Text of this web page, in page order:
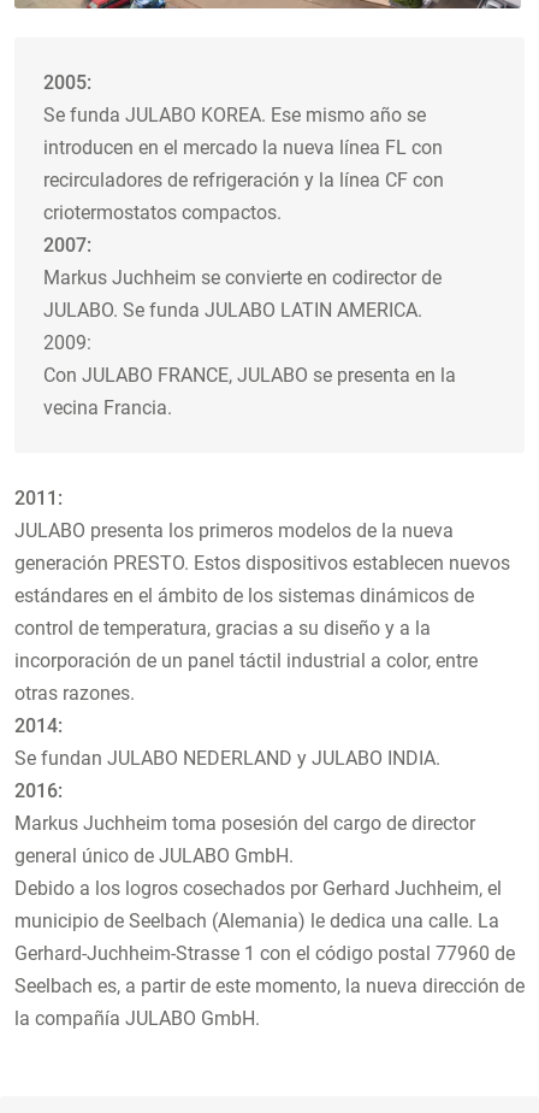
2005:
Se funda JULABO KOREA. Ese mismo año se
introducen en el mercado la nueva línea FL con
recirculadores de refrigeración y la línea CF con
criotermostatos compactos.
2007:
Markus Juchheim se convierte en codirector de
JULABO. Se funda JULABO LATIN AMERICA.
2009:
Con JULABO FRANCE, JULABO se presenta en la
vecina Francia.
2011:
JULABO presenta los primeros modelos de la nueva
generación PRESTO. Estos dispositivos establecen nuevos
estándares en el ámbito de los sistemas dinámicos de
control de temperatura, gracias a su diseño y a la
incorporación de un panel táctil industrial a color, entre
otras razones.
2014:
Se fundan JULABO NEDERLAND y JULABO INDIA.
2016:
Markus Juchheim toma posesión del cargo de director
general único de JULABO GmbH.
Debido a los logros cosechados por Gerhard Juchheim, el
municipio de Seelbach (Alemania) le dedica una calle. La
Gerhard-Juchheim-Strasse 1 con el código postal 77960 de
Seelbach es, a partir de este momento, la nueva dirección de
la compañía JULABO GmbH.